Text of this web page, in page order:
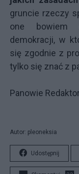
gruncie rzeczy
one bowiem
demokracji, w
się zgodnie z
tylko się znać z
Panowie
Autor: pleoneksia
Udostępnij